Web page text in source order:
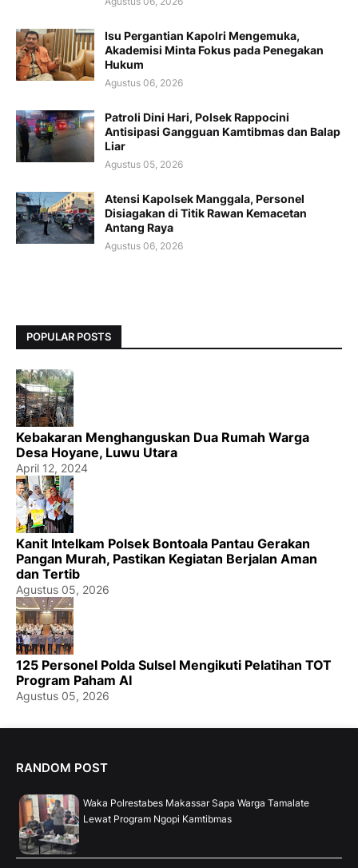
Isu Pergantian Kapolri Mengemuka,
Akademisi Minta Fokus pada Penegakan
Hukum
Agustus 06, 2026
Patroli Dini Hari, Polsek Rappocini
Antisipasi Gangguan Kamtibmas dan Balap
Liar
Agustus 05, 2026
Atensi Kapolsek Manggala, Personel
Disiagakan di Titik Rawan Kemacetan
Antang Raya
Agustus 06, 2026
POPULAR POSTS
Kebakaran Menghanguskan Dua Rumah Warga
Desa Hoyane, Luwu Utara
April 12, 2024
Kanit Intelkam Polsek Bontoala Pantau Gerakan
Pangan Murah, Pastikan Kegiatan Berjalan Aman
dan Tertib
Agustus 05, 2026
125 Personel Polda Sulsel Mengikuti Pelatihan TOT
Program Paham AI
Agustus 05, 2026
RANDOM POST
Waka Polrestabes Makassar Sapa Warga Tamalate
Lewat Program Ngopi Kamtibmas